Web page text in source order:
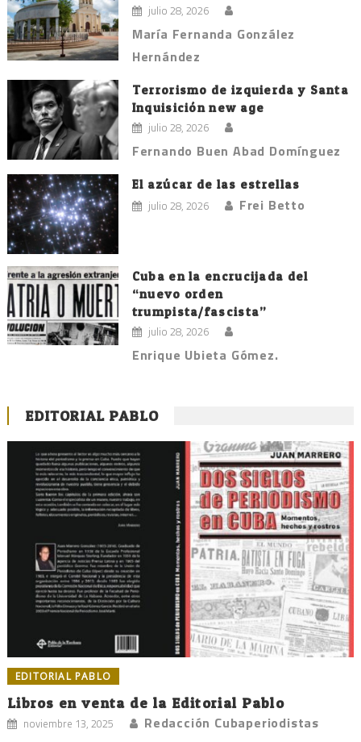
julio 28, 2026
María Fernanda González
Hernández
Terrorismo de izquierda y Santa
Inquisición new age
julio 28, 2026
Fernando Buen Abad Domínguez
El azúcar de las estrellas
julio 28, 2026 Frei Betto
Cuba en la encrucijada del
“nuevo orden
trumpista/fascista”
julio 28, 2026
Enrique Ubieta Gómez.
EDITORIAL PABLO
EDITORIAL PABLO
Libros en venta de la Editorial Pablo
noviembre 13, 2025 Redacción Cubaperiodistas